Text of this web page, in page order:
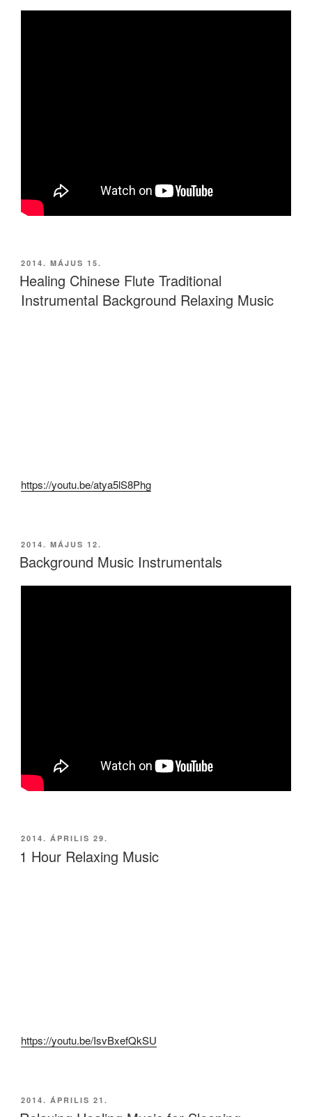
BEKÜLDVE:
2014. MÁJUS 15.
Healing Chinese Flute Traditional
Instrumental Background Relaxing Music
https://youtu.be/atya5lS8Phg
BEKÜLDVE:
2014. MÁJUS 12.
Background Music Instrumentals
BEKÜLDVE:
2014. ÁPRILIS 29.
1 Hour Relaxing Music
https://youtu.be/IsvBxefQkSU
BEKÜLDVE:
2014. ÁPRILIS 21.